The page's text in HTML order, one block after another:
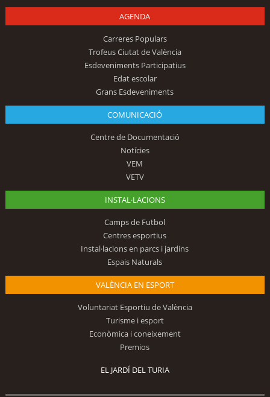
AGENDA
Carreres Populars
Trofeus Ciutat de València
Esdeveniments Participatius
Edat escolar
Grans Esdeveniments
COMUNICACIÓ
Centre de Documentació
Notícies
VEM
VETV
INSTAL·LACIONS
Camps de Futbol
Centres esportius
Instal·lacions en parcs i jardins
Espais Naturals
VALÈNCIA EN ESPORT
Voluntariat Esportiu de València
Turisme i esport
Econòmica i coneixement
Premios
EL JARDÍ DEL TURIA